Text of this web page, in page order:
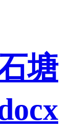
塘